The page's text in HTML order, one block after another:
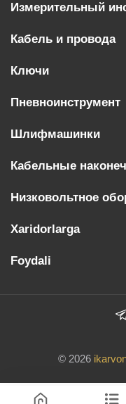
Измерительный
Кабель и провода
Ключи
Пневноинструмент
Шлифмашинки
Кабельные
Низковольтное
Xaridorlarga
Foydali
© 2026